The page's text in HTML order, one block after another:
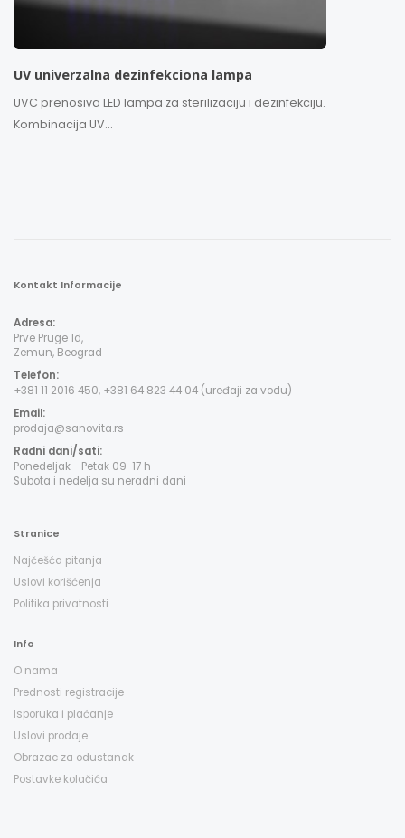
UV univerzalna dezinfekciona lampa
UVC prenosiva LED lampa za sterilizaciju i dezinfekciju.
Kombinacija UV...
Kontakt Informacije
Adresa:
Prve Pruge 1d,
Zemun, Beograd
Telefon:
+381 11 2016 450, +381 64 823 44 04 (uređaji za vodu)
Email:
prodaja@sanovita.rs
Radni dani/sati:
Ponedeljak - Petak 09-17 h
Subota i nedelja su neradni dani
Stranice
Najčešća pitanja
Uslovi korišćenja
Politika privatnosti
Info
O nama
Prednosti registracije
Isporuka i plaćanje
Uslovi prodaje
Obrazac za odustanak
Postavke kolačića